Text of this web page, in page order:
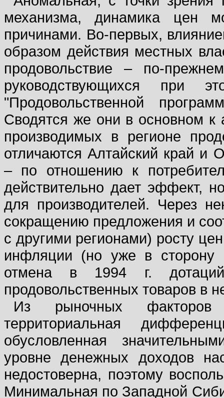
механизма, динамика цен
причинами. Во-первых,
образом действия местных
продовольствие – по-
руководствующихся при
"Продовольственной
Сводятся же они в основном к
производимых в регионе
отличаются Алтайский край и
– по отношению к
действительно дает эффект,
для производителей. Через
сокращению предложения и
с другими регионами) росту
инфляции (но уже в сторону
отмена в 1994 г.
продовольственных товаров в
Из рыночных факторов
территориальная
обусловленная
уровне денежных доходов
недостоверна, поэтому
Минимальная по Западной